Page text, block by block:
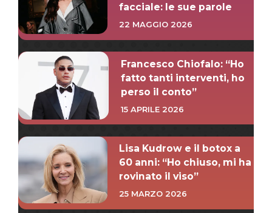
facciale: le sue parole
22 MAGGIO 2026
Francesco Chiofalo: “Ho
fatto tanti interventi, ho
perso il conto”
15 APRILE 2026
Lisa Kudrow e il botox a
60 anni: “Ho chiuso, mi ha
rovinato il viso”
25 MARZO 2026